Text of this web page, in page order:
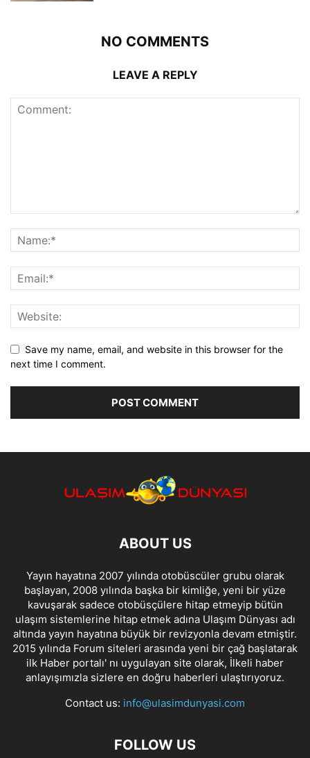
NO COMMENTS
LEAVE A REPLY
Save my name, email, and website in this browser for the
next time I comment.
ABOUT US
Yayın hayatına 2007 yılında otobüscüler grubu olarak
başlayan, 2008 yılında başka bir kimliğe, yeni bir yüze
kavuşarak sadece otobüsçülere hitap etmeyip bütün
ulaşım sistemlerine hitap etmek adına Ulaşım Dünyası adı
altında yayın hayatına büyük bir revizyonla devam etmiştir.
2015 yılında Forum siteleri arasında yeni bir çağ başlatarak
ilk Haber portalı' nı uygulayan site olarak, İlkeli haber
anlayışımızla sizlere en doğru haberleri ulaştırıyoruz.
Contact us: info@ulasimdunyasi.com
FOLLOW US